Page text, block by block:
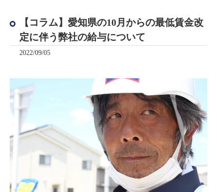
【コラム】愛知県の10月からの最低賃金改
定に伴う弊社の給与について
2022/09/05